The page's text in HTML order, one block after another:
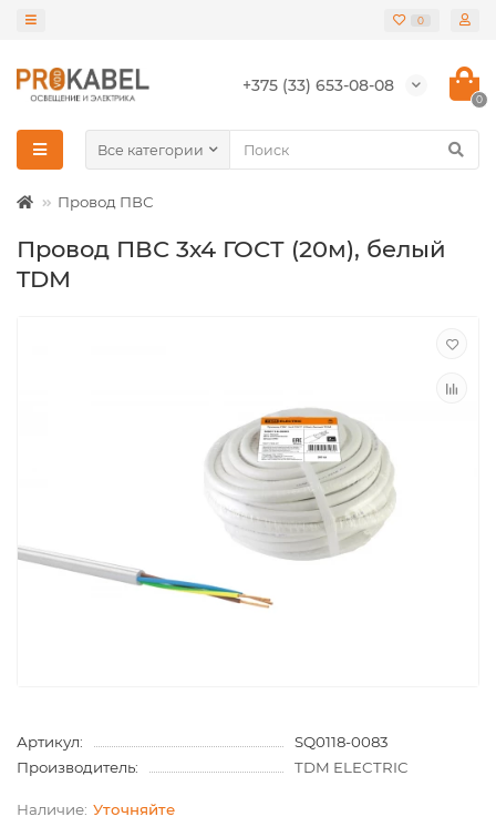
0
+375 (33) 653-08-08
0
Все категории
Провод ПВС
Провод ПВС 3х4 ГОСТ (20м), белый
TDM
Артикул:
SQ0118-0083
Производитель:
TDM ELECTRIC
Уточняйте